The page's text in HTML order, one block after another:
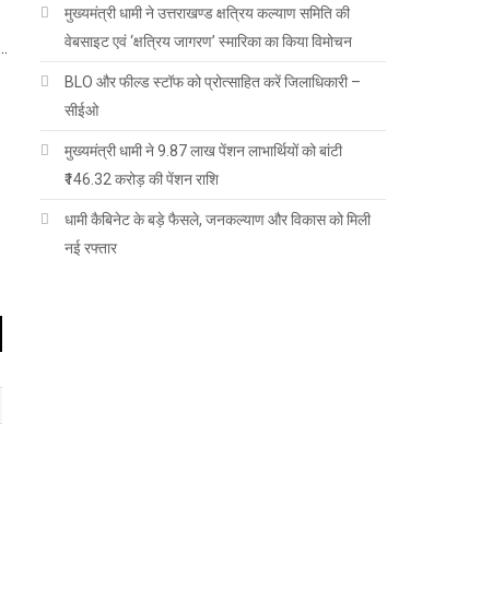
मुख्यमंत्री धामी ने उत्तराखण्ड क्षत्रिय कल्याण समिति की
वेबसाइट एवं ‘क्षत्रिय जागरण’ स्मारिका का किया विमोचन
BLO और फील्ड स्टॉफ को प्रोत्साहित करें जिलाधिकारी –
सीईओ
मुख्यमंत्री धामी ने 9.87 लाख पेंशन लाभार्थियों को बांटी
₹146.32 करोड़ की पेंशन राशि
धामी कैबिनेट के बड़े फैसले, जनकल्याण और विकास को मिली
नई रफ्तार